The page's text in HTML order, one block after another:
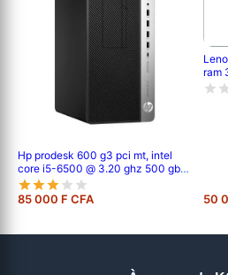
Hp prodesk 600 g3 pci mt, intel
core i5-6500 @ 3.20 ghz 500 gb
hdd - 8 gb pc4 6eme génération
85 000 F CFA
ram
50